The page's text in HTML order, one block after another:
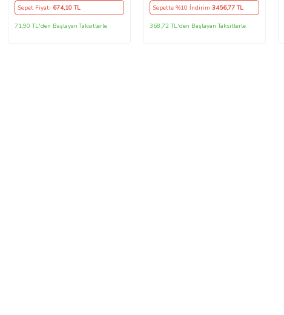
Sepet Fiyatı 674,10 TL
71,90 TL'den Başlayan Taksitlerle
Sepette %10 İndirim 3456,77 TL
368,72 TL'den Başlayan Taksitlerle